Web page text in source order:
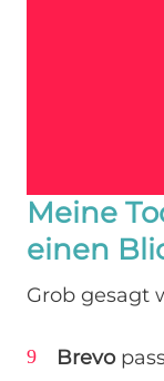
Meine
einen
Grob gesagt
Brevo